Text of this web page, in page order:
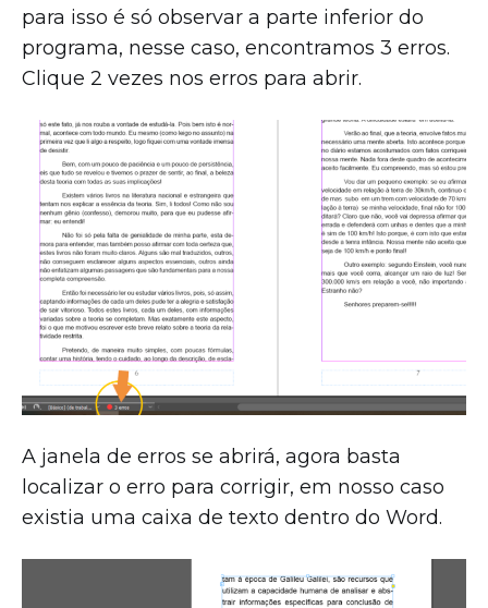
para isso é só observar a parte inferior do
programa, nesse caso, encontramos 3 erros.
Clique 2 vezes nos erros para abrir.
A janela de erros se abrirá, agora basta
localizar o erro para corrigir, em nosso caso
existia uma caixa de texto dentro do Word.